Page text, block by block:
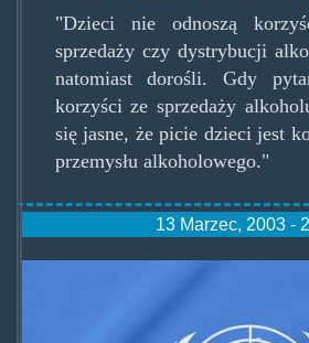
"Dzieci nie odnoszą
sprzedaży czy dystrybucji
natomiast dorośli. Gdy
korzyści ze sprzedaży
się jasne, że picie dzieci jest
przemysłu alkoholowego."
13 Marzec, 2003 -